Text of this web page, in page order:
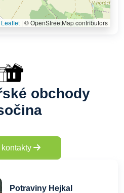
Leaflet | © OpenStreetMap contributors
obchody
Potraviny Hejkal